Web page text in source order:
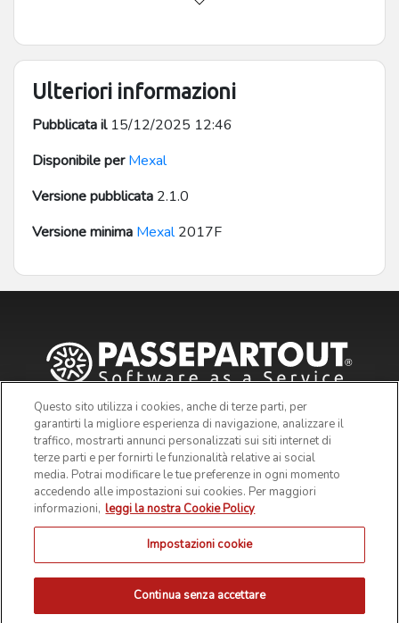
Ulteriori informazioni
Pubblicata il15/12/2025 12:46
Disponibile per Mexal
Versione pubblicata 2.1.0
Versione minima Mexal2017F
© 2019 Passepartout s.p.a. - c/o SM HUB - Via Consiglio dei
Sessanta 99, 47891 Dogana Repubblica di San Marino - Codice
Operatore Economico SM03473 - Iscrizione Registro Società n° 6210
del 6 agosto 2010 - Iscrizione Registro delle attività e-commerce n°
Questo sito utilizza i cookies, anche di terze parti, per
garantirti la migliore esperienza di navigazione, analizzare il
traffico, mostrarti annunci personalizzati sui siti internet di
terze parti e per fornirti le funzionalità relative ai social
media. Potrai modificare le tue preferenze in ogni momento
accedendo alle impostazioni sui cookies. Per maggiori
informazioni, leggi la nostra Cookie Policy
Impostazioni cookie
Continua senza accettare